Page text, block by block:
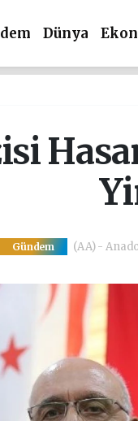
Dünya
Gündem (AA) -